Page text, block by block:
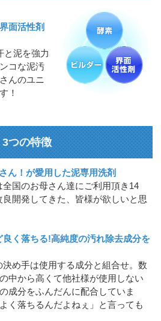
面活性剤
と泥を強力
コな泥汚
んのユニ
！
3つの特徴
ん！が愛用した泥専用洗剤
国のお母さん達にご利用頂き14
開発してきた、皆様が欲しいと思
良く落ちる!高純度の汚れ除去成分を
め手は使用する成分と組合せ。数
中から高くて他社様が使用しない
成分をふんだんに配合していま
く落ちるんだよねぇ」と言っても